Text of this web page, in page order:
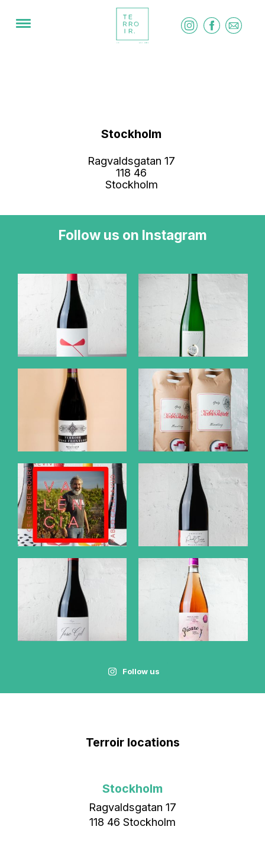
Stockholm
Ragvaldsgatan 17
118 46
Stockholm
Follow us on Instagram
Follow us
Terroir locations
Stockholm
Ragvaldsgatan 17
118 46 Stockholm